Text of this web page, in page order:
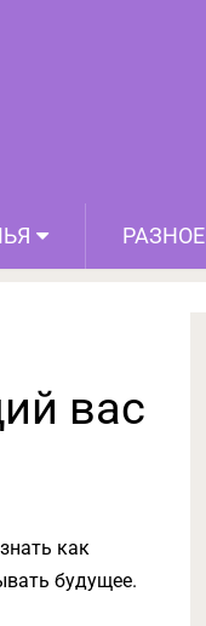
РАЗНОЕ
вас
как
будущее.